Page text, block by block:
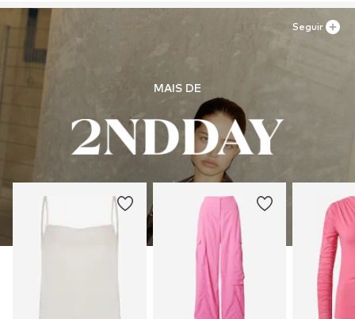
MAIS DE
Seguir